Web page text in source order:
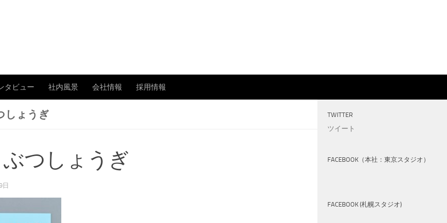
タビュー 社内風景 会社情報 採用情報
しょうぎ
ぶつしょうぎ
日
TWITTER
ツイート
FACEBOOK（本社：東京スタジオ）
FACEBOOK (札幌スタジオ)